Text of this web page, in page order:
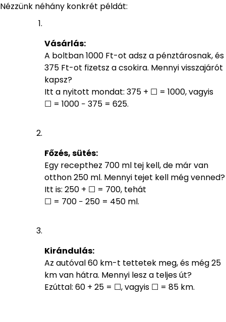
Nézzünk néhány konkrét példát:
Vásárlás:
A boltban 1000 Ft-ot adsz a pénztárosnak, és
375 Ft-ot fizetsz a csokira. Mennyi visszajárót
kapsz?
Itt a nyitott mondat: 375 + ☐ = 1000, vagyis
☐ = 1000 − 375 = 625.
Főzés, sütés:
Egy recepthez 700 ml tej kell, de már van
otthon 250 ml. Mennyi tejet kell még venned?
Itt is: 250 + ☐ = 700, tehát
☐ = 700 − 250 = 450 ml.
Kirándulás:
Az autóval 60 km-t tettetek meg, és még 25
km van hátra. Mennyi lesz a teljes út?
Ezúttal: 60 + 25 = ☐, vagyis ☐ = 85 km.